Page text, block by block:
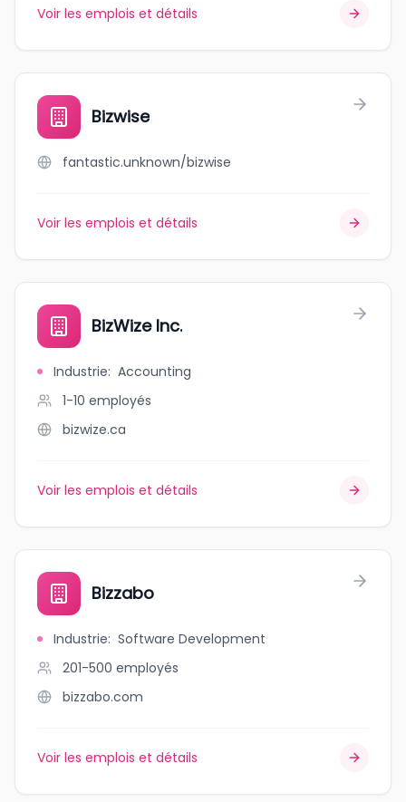
Voir les emplois et détails
Bizwise
fantastic.unknown/bizwise
Voir les emplois et détails
BizWize Inc.
Industrie: Accounting
1-10 employés
bizwize.ca
Voir les emplois et détails
Bizzabo
Industrie: Software Development
201-500 employés
bizzabo.com
Voir les emplois et détails